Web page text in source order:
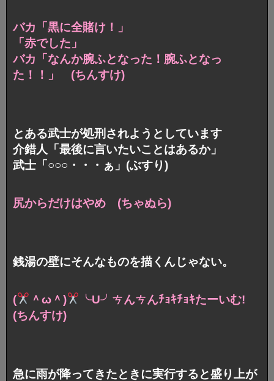
バカ「黒に全賭け！」
「赤でした」
バカ「なんか腕ふとなった！腕ふとなっ
た！！」 (ちんすけ)
とある武士が処刑されようとしています
介錯人「最後に言いたいことはあるか」
武士「○○○・・・ぁ」(ぶすり)
尻からだけはやめ (ちゃぬら)
銭湯の壁にそんなものを描くんじゃない。
( ＾ω＾)
╰U╯ㄘんㄘんﾁｮｷﾁｮｷたーいむ!
(ちんすけ)
急に雨が降ってきたときに実行すると盛り上が